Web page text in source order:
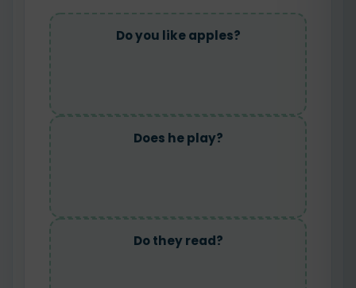
Do you like apples?
Does he play?
Do they read?